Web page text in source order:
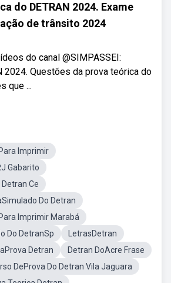
do DETRAN 2024. Exame
de trânsito 2024
do canal @SIMPASSEI:
2024. Questões da prova teórica do
que ...
Imprimir
Gabarito
Ce
Do Detran
Imprimir Marabá
Do DetranSp
LetrasDetran
Detran
Detran DoAcre Frase
DeProva Do Detran Vila Jaguara